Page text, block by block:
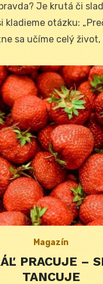
Je krutá či
kladieme otázku:
sa učíme celý
Magazín
PRACUJE –
TANCUJE